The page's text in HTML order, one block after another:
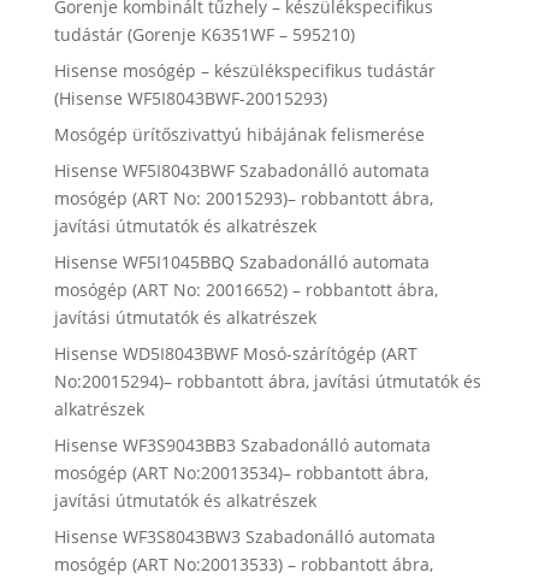
Gorenje kombinált tűzhely – készülékspecifikus
tudástár (Gorenje K6351WF – 595210)
Hisense mosógép – készülékspecifikus tudástár
(Hisense WF5I8043BWF-20015293)
Mosógép ürítőszivattyú hibájának felismerése
Hisense WF5I8043BWF Szabadonálló automata
mosógép (ART No: 20015293)– robbantott ábra,
javítási útmutatók és alkatrészek
Hisense WF5I1045BBQ Szabadonálló automata
mosógép (ART No: 20016652) – robbantott ábra,
javítási útmutatók és alkatrészek
Hisense WD5I8043BWF Mosó-szárítógép (ART
No:20015294)– robbantott ábra, javítási útmutatók és
alkatrészek
Hisense WF3S9043BB3 Szabadonálló automata
mosógép (ART No:20013534)– robbantott ábra,
javítási útmutatók és alkatrészek
Hisense WF3S8043BW3 Szabadonálló automata
mosógép (ART No:20013533) – robbantott ábra,